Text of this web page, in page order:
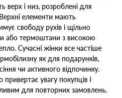
і низ, розроблені для
елементи мають
свободу рухів і щільно
або термоштани з високою
Сучасні жінки все частіше
як для подарунків,
чи активного відпочинку.
увагу покупців і
для повторних замовлень.